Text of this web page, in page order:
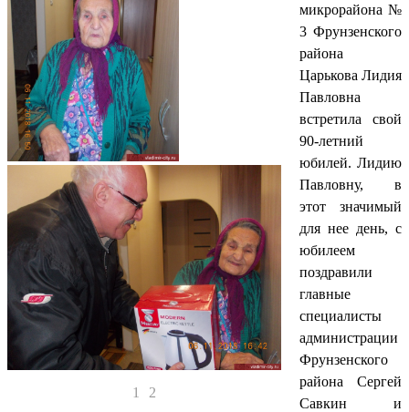
1 2
микрорайона №
3 Фрунзенского
района
Царькова Лидия
Павловна
встретила свой
90-летний
юбилей. Лидию
Павловну, в
этот значимый
для нее день, с
юбилеем
поздравили
главные
специалисты
администрации
Фрунзенского
района Сергей
Савкин и